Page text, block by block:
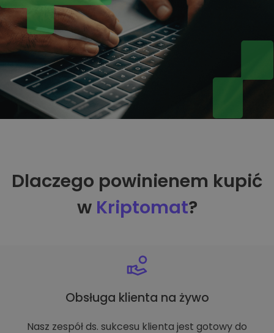
Dlaczego powinienem kupić
w Kriptomat?
Obsługa klienta na żywo
Nasz zespół ds. sukcesu klienta jest gotowy do